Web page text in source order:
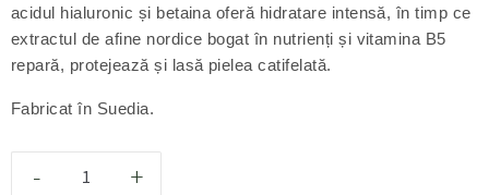
acidul hialuronic și betaina oferă hidratare intensă, în timp ce
extractul de afine nordice bogat în nutrienți și vitamina B5
repară, protejează și lasă pielea catifelată.
Fabricat în Suedia.
- +